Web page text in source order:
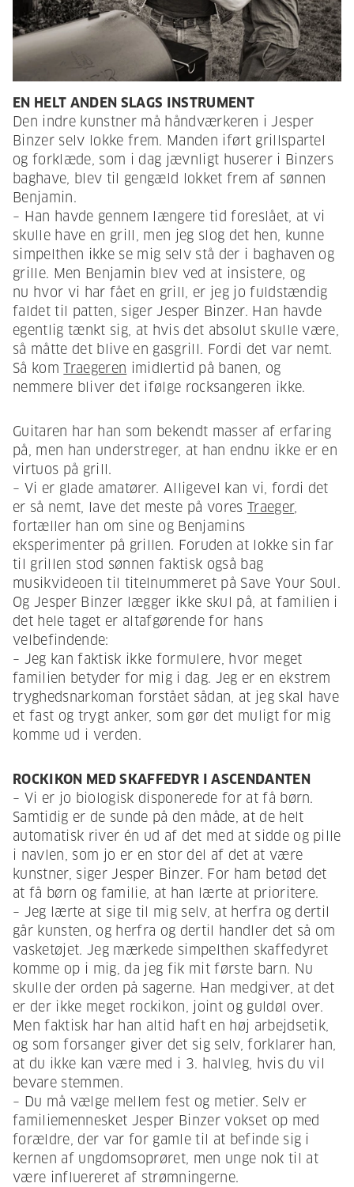
EN HELT ANDEN SLAGS INSTRUMENT
Den indre kunstner må håndværkeren i Jesper
Binzer selv lokke frem. Manden iført grillspartel
og forklæde, som i dag jævnligt huserer i Binzers
baghave, blev til gengæld lokket frem af sønnen
Benjamin.
– Han havde gennem længere tid foreslået, at vi
skulle have en grill, men jeg slog det hen, kunne
simpelthen ikke se mig selv stå der i baghaven og
grille. Men Benjamin blev ved at insistere, og
nu hvor vi har fået en grill, er jeg jo fuldstændig
faldet til patten, siger Jesper Binzer. Han havde
egentlig tænkt sig, at hvis det absolut skulle være,
så måtte det blive en gasgrill. Fordi det var nemt.
Så komTraegeren imidlertid på banen, og
nemmere bliver det ifølge rocksangeren ikke.
Guitaren har han som bekendt masser af erfaring
på, men han understreger, at han endnu ikke er en
virtuos på grill.
– Vi er glade amatører. Alligevel kan vi, fordi det
er så nemt, lave det meste på vores Traeger,
fortæller han om sine og Benjamins
eksperimenter på grillen. Foruden at lokke sin far
til grillen stod sønnen faktisk også bag
musikvideoen til titelnummeret på Save Your Soul.
Og Jesper Binzer lægger ikke skul på, at familien i
det hele taget er altafgørende for hans
velbefindende:
– Jeg kan faktisk ikke formulere, hvor meget
familien betyder for mig i dag. Jeg er en ekstrem
tryghedsnarkoman forstået sådan, at jeg skal have
et fast og trygt anker, som gør det muligt for mig
komme ud i verden.
ROCKIKON MED SKAFFEDYR I ASCENDANTEN
– Vi er jo biologisk disponerede for at få børn.
Samtidig er de sunde på den måde, at de helt
automatisk river én ud af det med at sidde og pille
i navlen, som jo er en stor del af det at være
kunstner, siger Jesper Binzer. For ham betød det
at få børn og familie, at han lærte at prioritere.
– Jeg lærte at sige til mig selv, at herfra og dertil
går kunsten, og herfra og dertil handler det så om
vasketøjet. Jeg mærkede simpelthen skaffedyret
komme op i mig, da jeg fik mit første barn. Nu
skulle der orden på sagerne. Han medgiver, at det
er der ikke meget rockikon, joint og guldøl over.
Men faktisk har han altid haft en høj arbejdsetik,
og som forsanger giver det sig selv, forklarer han,
at du ikke kan være med i 3. halvleg, hvis du vil
bevare stemmen.
– Du må vælge mellem fest og metier. Selv er
familiemennesket Jesper Binzer vokset op med
forældre, der var for gamle til at befinde sig i
kernen af ungdomsoprøret, men unge nok til at
være influereret af strømningerne.